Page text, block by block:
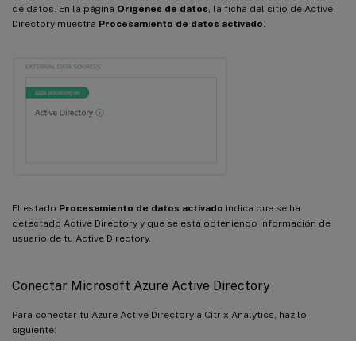
de datos. En la página Orígenes de datos , la ficha del sitio de Active
Directory muestra Procesamiento de datos activado
El estado Procesamiento de datos activado indica que se ha
detectado Active Directory y que se está obteniendo información de
usuario de tu Active Directory.
Conectar Microsoft Azure Active Directory
Para conectar tu Azure Active Directory a Citrix Analytics, haz lo
siguiente: